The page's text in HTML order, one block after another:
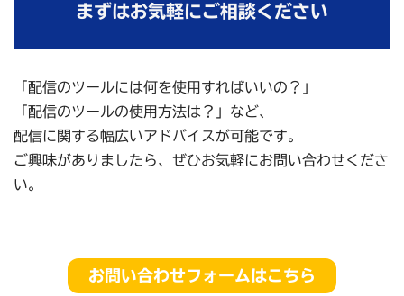
まずはお気軽にご相談ください
「配信のツールには何を使用すればいいの？」
「配信のツールの使用方法は？」など、
配信に関する幅広いアドバイスが可能です。
ご興味がありましたら、ぜひお気軽にお問い合わせくださ
い。
お問い合わせフォームはこちら